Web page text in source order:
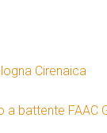
Cirenaica
a battente FAAC